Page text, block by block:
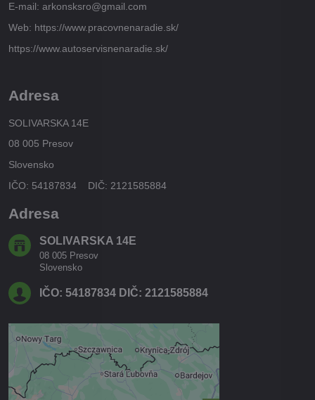
E-mail: arkonsksro@gmail.com
Web: https://www.pracovnenaradie.sk/
https://www.autoservisnenaradie.sk/
Adresa
SOLIVARSKA 14E
08 005 Presov
Slovensko
IČO: 54187834 DIČ: 2121585884
Adresa
SOLIVARSKA 14E
08 005 Presov
Slovensko
IČO: 54187834 DIČ: 2121585884
Externý obsah je blokovaný
Voľbami súkromia